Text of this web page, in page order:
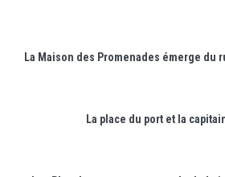
La place du port et la